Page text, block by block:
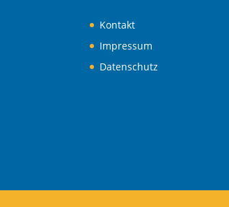
Kontakt
Impressum
Datenschutz